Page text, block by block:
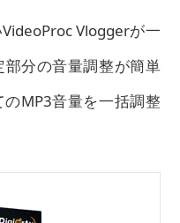
Vloggerが一
分の音量調整が簡単
MP3音量を一括調整